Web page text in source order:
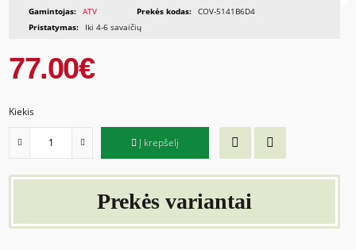
Gamintojas: ATV Prekės kodas: COV-5141B6D4
Pristatymas:
Iki 4-6 savaičių
77.00€
Kiekis
Į krepšelį
Prekės variantai